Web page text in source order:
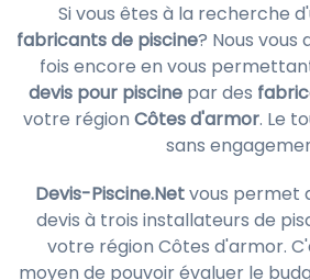
Si vous êtes à la recherche
fabricants de piscine? Nous
fois encore en vous
devis pour piscinepar des
votre région Côtes d'armor. Le
sans
Devis-Piscine.Netvous permet
devis à trois installateurs de
votre région Côtes d'armor.
moyen de pouvoir évaluer le